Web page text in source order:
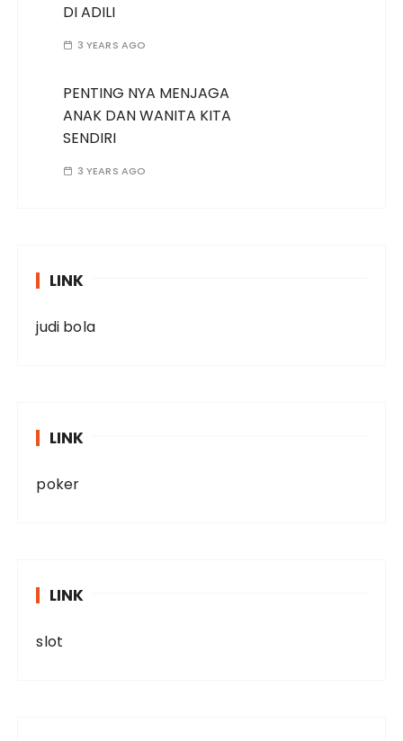
DI ADILI
3 YEARS AGO
PENTING NYA MENJAGA
ANAK DAN WANITA KITA
SENDIRI
3 YEARS AGO
LINK
judi bola
LINK
poker
LINK
slot